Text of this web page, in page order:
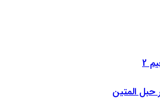
2
حبل المتين